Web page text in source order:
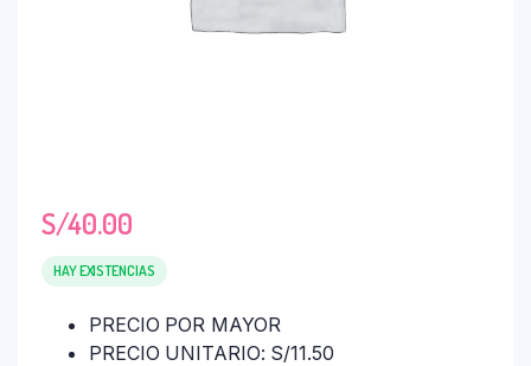
S/40.00
HAY EXISTENCIAS
PRECIO POR MAYOR
PRECIO UNITARIO: S/11.50